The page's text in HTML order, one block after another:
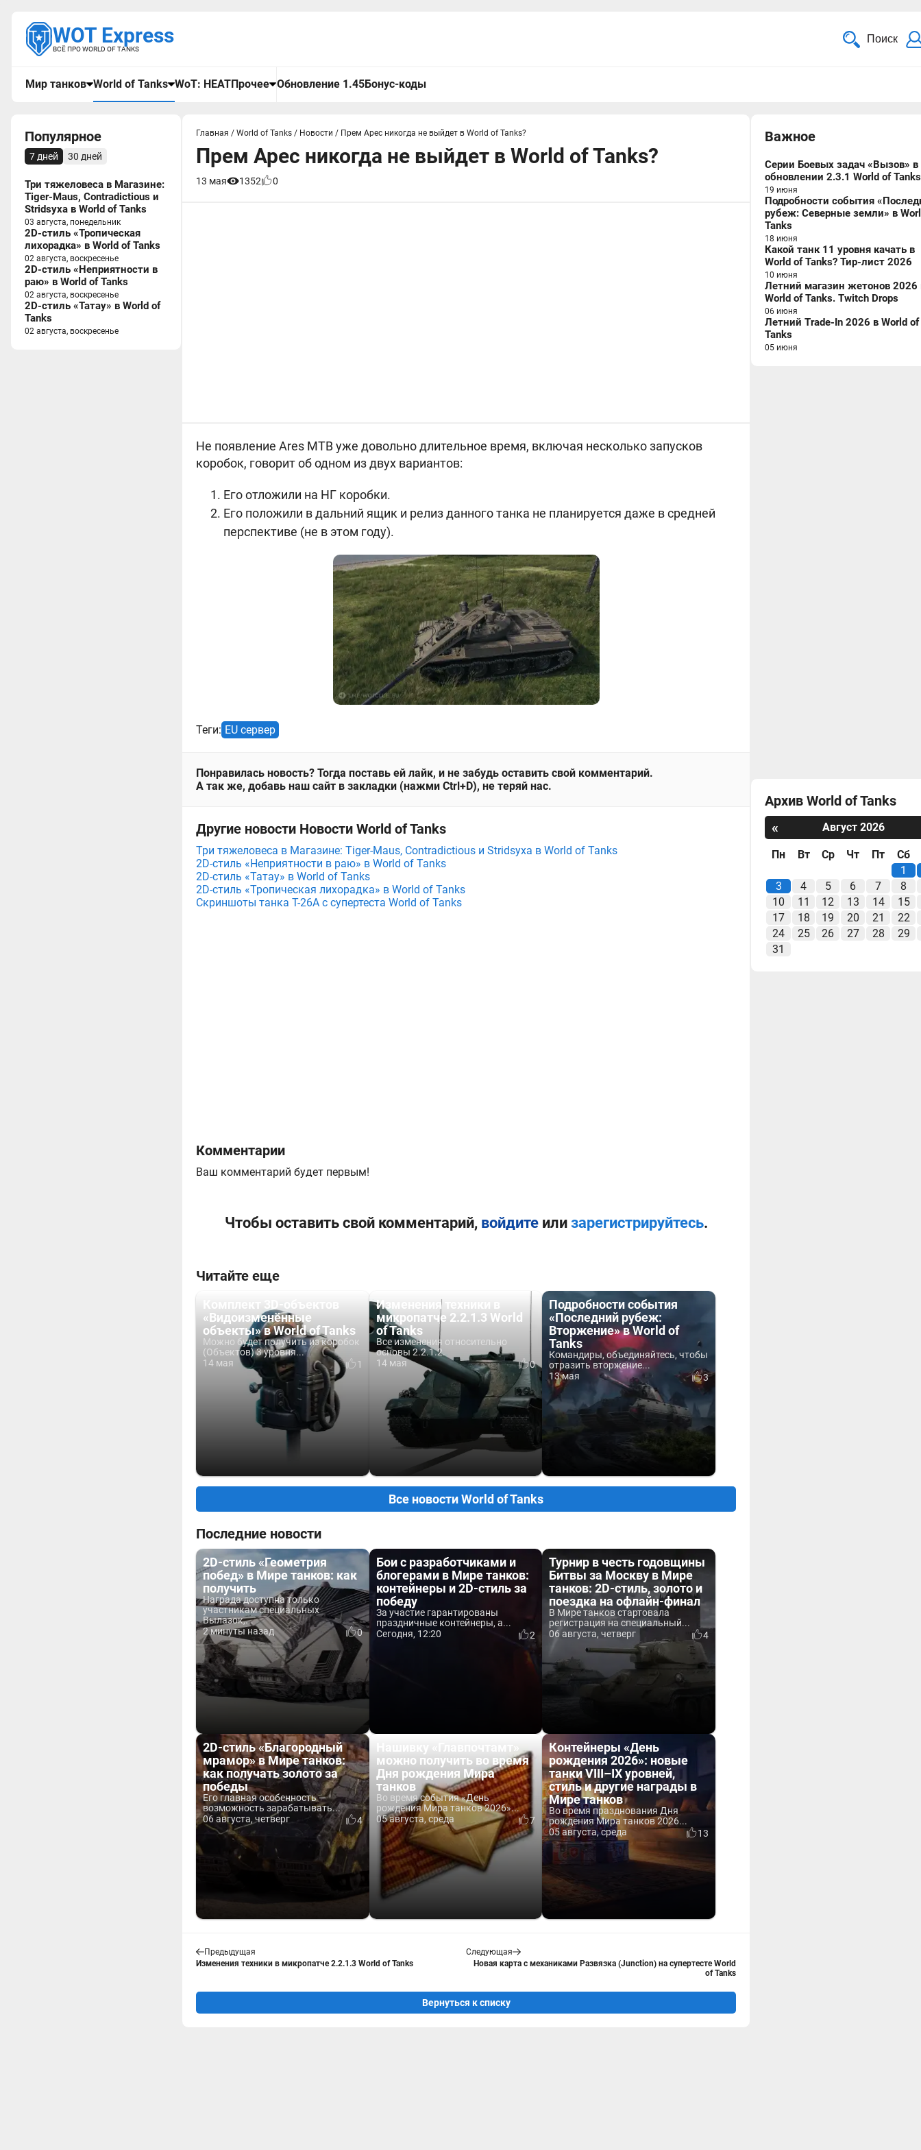
WOT Express
ВСЁ ПРО WORLD OF TANKS
Поиск
Мир танков World of Tanks WoT: HEATПрочее Обновление 1.45Бонус-коды
Популярное
7 дней 30 дней
Три тяжеловеса в Магазине:
Tiger-Maus, Contradictious и
Stridsyxa в World of Tanks
03 августа, понедельник
2D-стиль «Тропическая
лихорадка» в World of Tanks
02 августа, воскресенье
2D-стиль «Неприятности в
раю» в World of Tanks
02 августа, воскресенье
2D-стиль «Татау» в World of
Tanks
02 августа, воскресенье
Главная / World of Tanks / Новости / Прем Арес никогда не выйдет в World of Tanks?
Прем Арес никогда не выйдет в World of Tanks?
13 мая 1352 0
Не появление Ares MTB уже довольно длительное время, включая несколько запусков
коробок, говорит об одном из двух вариантов:
Его отложили на НГ коробки.
Его положили в дальний ящик и релиз данного танка не планируется даже в средней
перспективе (не в этом году).
Теги: EU сервер
Понравилась новость? Тогда поставь ей лайк, и не забудь оставить свой комментарий.
А так же, добавь наш сайт в закладки (нажми Ctrl+D), не теряй нас.
Другие новости Новости World of Tanks
Три тяжеловеса в Магазине: Tiger-Maus, Contradictious и Stridsyxa в World of Tanks
2D-стиль «Неприятности в раю» в World of Tanks
2D-стиль «Татау» в World of Tanks
2D-стиль «Тропическая лихорадка» в World of Tanks
Скриншоты танка T-26A с супертеста World of Tanks
Комментарии
Ваш комментарий будет первым!
Чтобы оставить свой комментарий, войдитеили зарегистрируйтесь.
Читайте еще
Комплект 3D-объектов
«Видоизменённые
объекты» в World of Tanks
Можно будет получить из коробок
(Объектов) 3 уровня...
14 мая
1
Изменения техники в
микропатче 2.2.1.3 World
of Tanks
Все изменения относительно
основы 2.2.1.2.
14 мая
0
Подробности события
«Последний рубеж:
Вторжение» в World of
Tanks
Командиры, объединяйтесь, чтобы
отразить вторжение...
13 мая
3
Все новости World of Tanks
Последние новости
2D-стиль «Геометрия
побед» в Мире танков: как
получить
Награда доступна только
участникам специальных
Вылазок,...
2 минуты назад
0
Бои с разработчиками и
блогерами в Мире танков:
контейнеры и 2D-стиль за
победу
За участие гарантированы
праздничные контейнеры, а...
Сегодня, 12:20
2
Турнир в честь годовщины
Битвы за Москву в Мире
танков: 2D-стиль, золото и
поездка на офлайн-финал
В Мире танков стартовала
регистрация на специальный...
06 августа, четверг
4
2D-стиль «Благородный
мрамор» в Мире танков:
как получать золото за
победы
Его главная особенность —
возможность зарабатывать...
06 августа, четверг
4
Нашивку «Главпочтамт»
можно получить во время
Дня рождения Мира
танков
Во время события «День
рождения Мира танков 2026»...
05 августа, среда
7
Контейнеры «День
рождения 2026»: новые
танки VIII–IX уровней,
стиль и другие награды в
Мире танков
Во время празднования Дня
рождения Мира танков 2026...
05 августа, среда
13
Предыдущая
Изменения техники в микропатче 2.2.1.3 World of Tanks
Следующая
Новая карта с механиками Развязка (Junction) на супертесте World
of Tanks
Вернуться к списку
Важное
Серии Боевых задач «Вызов» в
обновлении 2.3.1 World of Tanks
19 июня
Подробности события
рубеж: Северные земли» в
Tanks
18 июня
Какой танк 11 уровня качать в
World of Tanks? Тир-лист 2026
10 июня
Летний магазин жетонов 2026
World of Tanks. Twitch Drops
06 июня
Летний Trade-In 2026 в World of
Tanks
05 июня
Архив World of Tanks
«
Август 2026
Пн Вт Ср Чт Пт
Сб
1
3
4 5 6 7
8
10
11 12 13 14
15
17
18 19 20 21
22
24
25 26 27 28
29
31